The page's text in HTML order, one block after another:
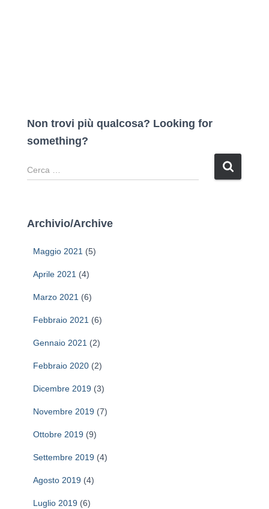
Non trovi più qualcosa? Looking for
something?
R
i
Archivio/Archive
Maggio 2021 (5)
Aprile 2021 (4)
Marzo 2021 (6)
Febbraio 2021 (6)
Gennaio 2021 (2)
Febbraio 2020 (2)
Dicembre 2019 (3)
Novembre 2019 (7)
Ottobre 2019 (9)
Settembre 2019 (4)
Agosto 2019 (4)
Luglio 2019 (6)